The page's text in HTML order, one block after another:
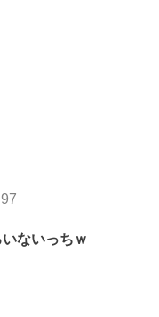
ないっちｗ